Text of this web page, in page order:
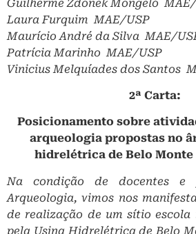
Guilherme Zdonek Mongeló
Laura Furquim ­ MAE/USP
Maurício André da Silva ­ MAE/
Patrícia Marinho ­ MAE/USP
Vinicius Melquíades dos Santos
2ª Carta:
Posicionamento sobre
arqueologia propostas no
hidrelétrica de Belo Monte
Na condição de docentes e
Arqueologia, vimos nos
de realização de um sítio
pela Usina Hidrelétrica de Belo